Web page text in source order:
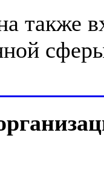
также